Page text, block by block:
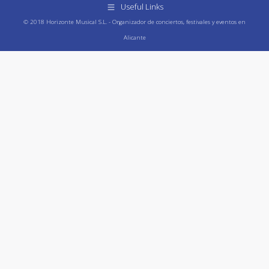
Useful Links
© 2018 Horizonte Musical S.L. - Organizador de conciertos, festivales y eventos en
Alicante